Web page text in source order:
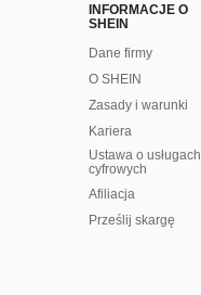
INFORMACJE O
SHEIN
Dane firmy
O SHEIN
Zasady i warunki
Kariera
Ustawa o usługach
cyfrowych
Afiliacja
Prześlij skargę